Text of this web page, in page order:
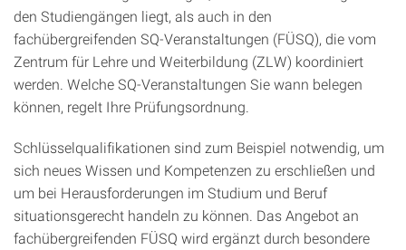
den Studiengängen liegt, als auch in den
fachübergreifenden SQ-Veranstaltungen (FÜSQ), die vom
Zentrum für Lehre und Weiterbildung (ZLW) koordiniert
werden. Welche SQ-Veranstaltungen Sie wann belegen
können, regelt Ihre Prüfungsordnung.
Schlüsselqualifikationen sind zum Beispiel notwendig, um
sich neues Wissen und Kompetenzen zu erschließen und
um bei Herausforderungen im Studium und Beruf
situationsgerecht handeln zu können. Das Angebot an
fachübergreifenden FÜSQ wird ergänzt durch besondere